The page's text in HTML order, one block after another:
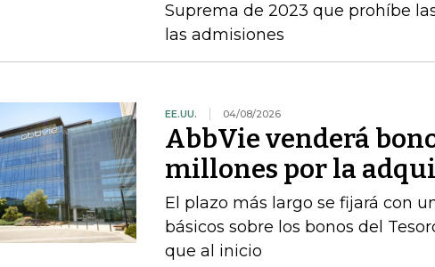
Suprema de 2023 que prohíbe
las admisiones
EE.UU. 04/08/2026
AbbVie venderá
millones por la
El plazo más largo se fijará con
básicos sobre los bonos del
que al inicio